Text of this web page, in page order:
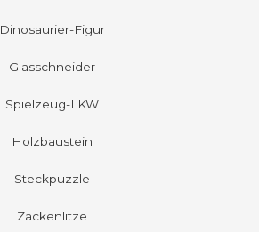
Dinosaurier-Figur
Glasschneider
Spielzeug-LKW
Holzbaustein
Steckpuzzle
Zackenlitze